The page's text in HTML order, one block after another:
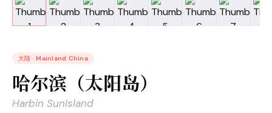
大陆 · Mainland China
哈尔滨（太阳岛）
Harbin SunIsland